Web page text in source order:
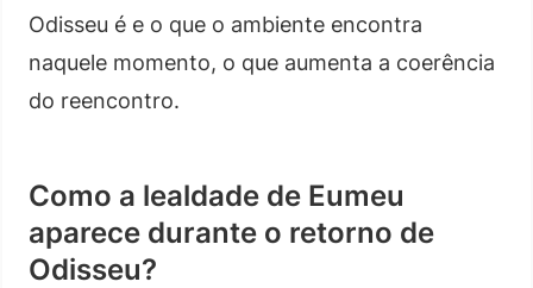
Odisseu é e o que o ambiente encontra
naquele momento, o que aumenta a coerência
do reencontro.
Como a lealdade de Eumeu
aparece durante o retorno de
Odisseu?